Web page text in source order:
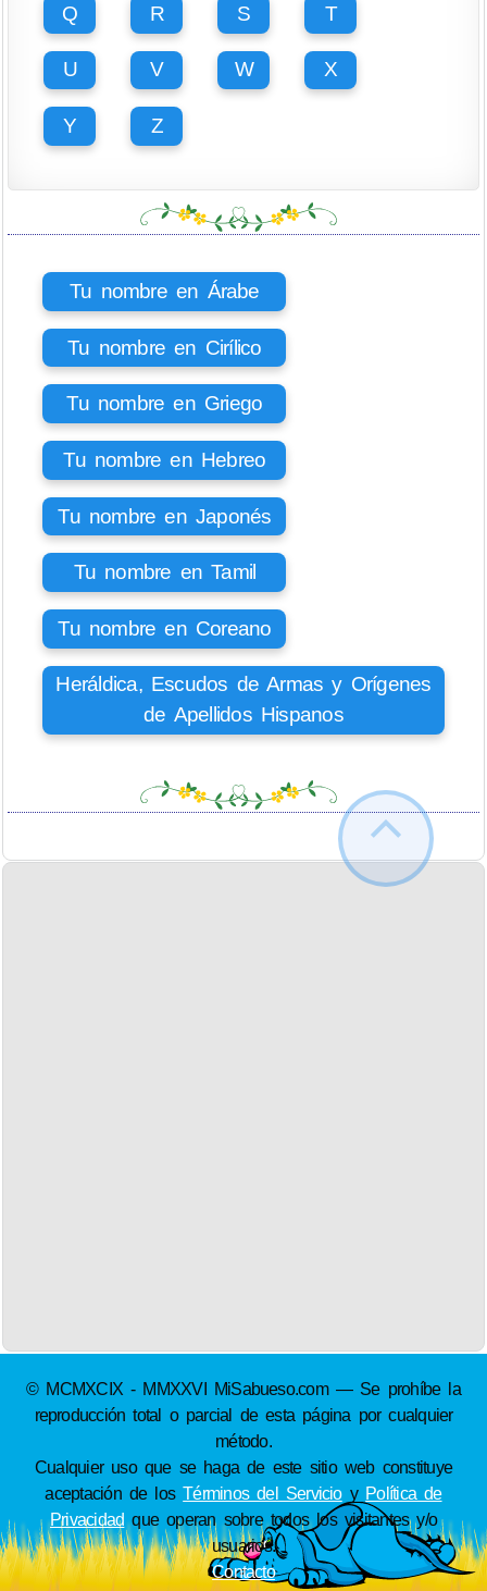
Q R S T
U V W X
Y Z
Tu nombre en Árabe
Tu nombre en Cirílico
Tu nombre en Griego
Tu nombre en Hebreo
Tu nombre en Japonés
Tu nombre en Tamil
Tu nombre en Coreano
Heráldica, Escudos de Armas y Orígenes
de Apellidos Hispanos
© MCMXCIX - MMXXVI MiSabueso.com — Se prohíbe la
reproducción total o parcial de esta página por cualquier
método.
Cualquier uso que se haga de este sitio web constituye
aceptación de losTérminos del Servicioy Política de
Privacidad que operan sobre todos los visitantes y/o
usuarios.
Contacto